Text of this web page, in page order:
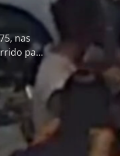
nas
para
os